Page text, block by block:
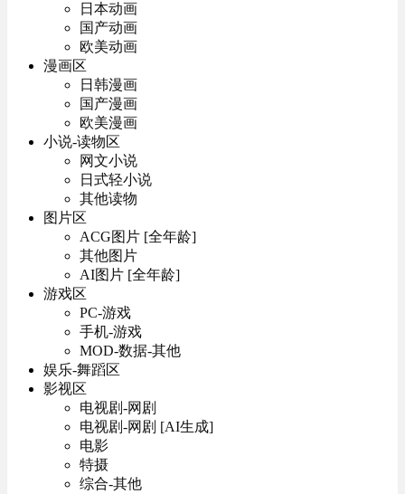
日本动画
国产动画
欧美动画
漫画区
日韩漫画
国产漫画
欧美漫画
小说-读物区
网文小说
日式轻小说
其他读物
图片区
ACG图片 [全年龄]
其他图片
AI图片 [全年龄]
游戏区
PC-游戏
手机-游戏
MOD-数据-其他
娱乐-舞蹈区
影视区
电视剧-网剧
电视剧-网剧 [AI生成]
电影
特摄
综合-其他